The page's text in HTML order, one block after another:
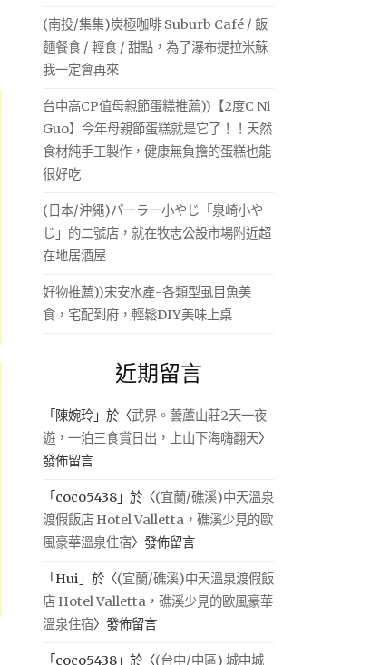
(南投/集集)炭極咖啡 Suburb Café / 飯
麵餐食 / 輕食 / 甜點，為了瀑布提拉米蘇
我一定會再來
台中高CP值母親節蛋糕推薦))【2度C Ni
Guo】今年母親節蛋糕就是它了！！天然
食材純手工製作，健康無負擔的蛋糕也能
很好吃
(日本/沖繩)パーラー小やじ「泉崎小や
じ」的二號店，就在牧志公設市場附近超
在地居酒屋
好物推薦))宋安水產-各類型虱目魚美
食，宅配到府，輕鬆DIY美味上桌
近期留言
「 陳婉玲 」於〈武界。蕓蘆山莊2天一夜
遊，一泊三食賞日出，上山下海嗨翻天〉
發佈留言
「 coco5438 」於〈(宜蘭/礁溪)中天溫泉
渡假飯店 Hotel Valletta，礁溪少見的歐
風豪華溫泉住宿〉發佈留言
「Hui 」於〈(宜蘭/礁溪)中天溫泉渡假飯
店 Hotel Valletta，礁溪少見的歐風豪華
溫泉住宿〉發佈留言
「 coco5438 」於〈(台中/中區) 城中城